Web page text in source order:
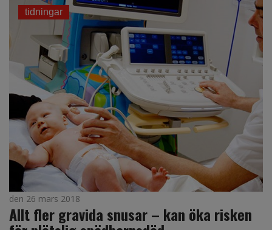
tidningar
den 26 mars 2018
Allt fler gravida snusar – kan öka risken